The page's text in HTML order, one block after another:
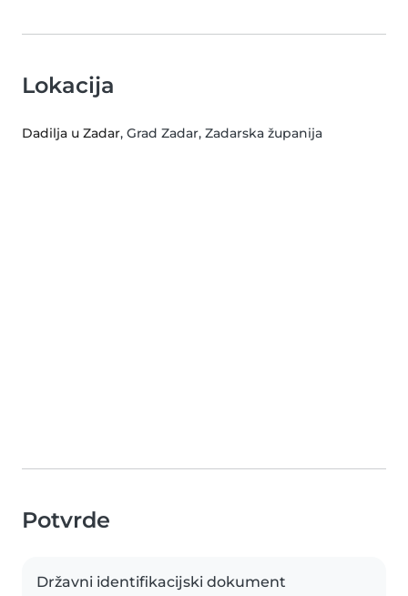
Lokacija
Dadilja u Zadar, Grad Zadar, Zadarska županija
Potvrde
Državni identifikacijski dokument